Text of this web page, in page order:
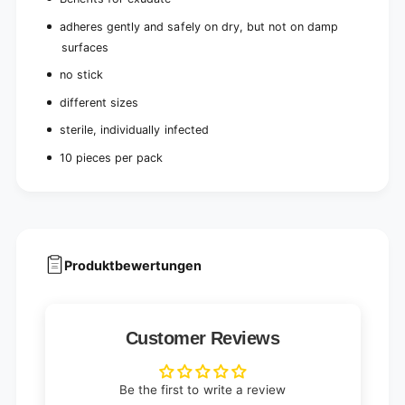
adheres gently and safely on dry, but not on damp
surfaces
no stick
different sizes
sterile, individually infected
10 pieces per pack
Produktbewertungen
Customer Reviews
Be the first to write a review